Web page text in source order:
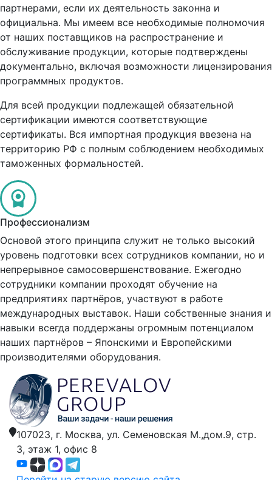
партнерами, если их деятельность законна и
официальна. Мы имеем все необходимые полномочия
от наших поставщиков на распространение и
обслуживание продукции, которые подтверждены
документально, включая возможности лицензирования
программных продуктов.
Для всей продукции подлежащей обязательной
сертификации имеются соответствующие
сертификаты. Вся импортная продукция ввезена на
территорию РФ с полным соблюдением необходимых
таможенных формальностей.
Профессионализм
Основой этого принципа служит не только высокий
уровень подготовки всех сотрудников компании, но и
непрерывное самосовершенствование. Ежегодно
сотрудники компании проходят обучение на
предприятиях партнёров, участвуют в работе
международных выставок. Наши собственные знания и
навыки всегда поддержаны огромным потенциалом
наших партнёров – Японскими и Европейскими
производителями оборудования.
107023, г. Москва, ул. Семеновская М.,дом.9, стр.
3, этаж 1, офис 8